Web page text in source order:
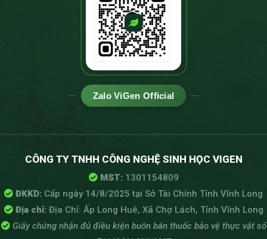
Zalo ViGen Official
CÔNG TY TNHH CÔNG NGHỆ SINH HỌC VIGEN
MST:1301154809
ĐKKD: Cấp ngày 14/8/2025 tại Sở Tài Chính Tỉnh Vĩnh Long
Địa chỉ:Địa Chỉ: Ấp Long Huê, Xã Chợ Lách, Tỉnh Vĩnh Long
Giấy chứng nhận đủ điều kiện buôn bán thuốc bảo vệ thực vật số